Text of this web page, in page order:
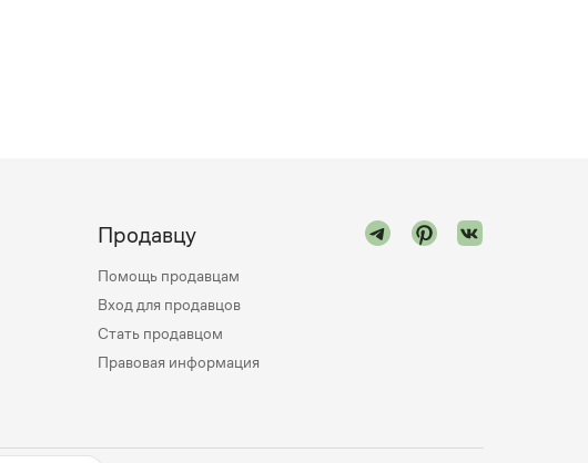
Продавцу
Помощь продавцам
Вход для продавцов
Стать продавцом
Правовая информация